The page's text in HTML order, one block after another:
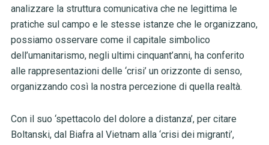
analizzare la struttura comunicativa che ne legittima le
pratiche sul campo e le stesse istanze che le organizzano,
possiamo osservare come il capitale simbolico
dell’umanitarismo, negli ultimi cinquant’anni, ha conferito
alle rappresentazioni delle ‘crisi’ un orizzonte di senso,
organizzando così la nostra percezione di quella realtà.
Con il suo ‘spettacolo del dolore a distanza’, per citare
Boltanski, dal Biafra al Vietnam alla ‘crisi dei migranti’,